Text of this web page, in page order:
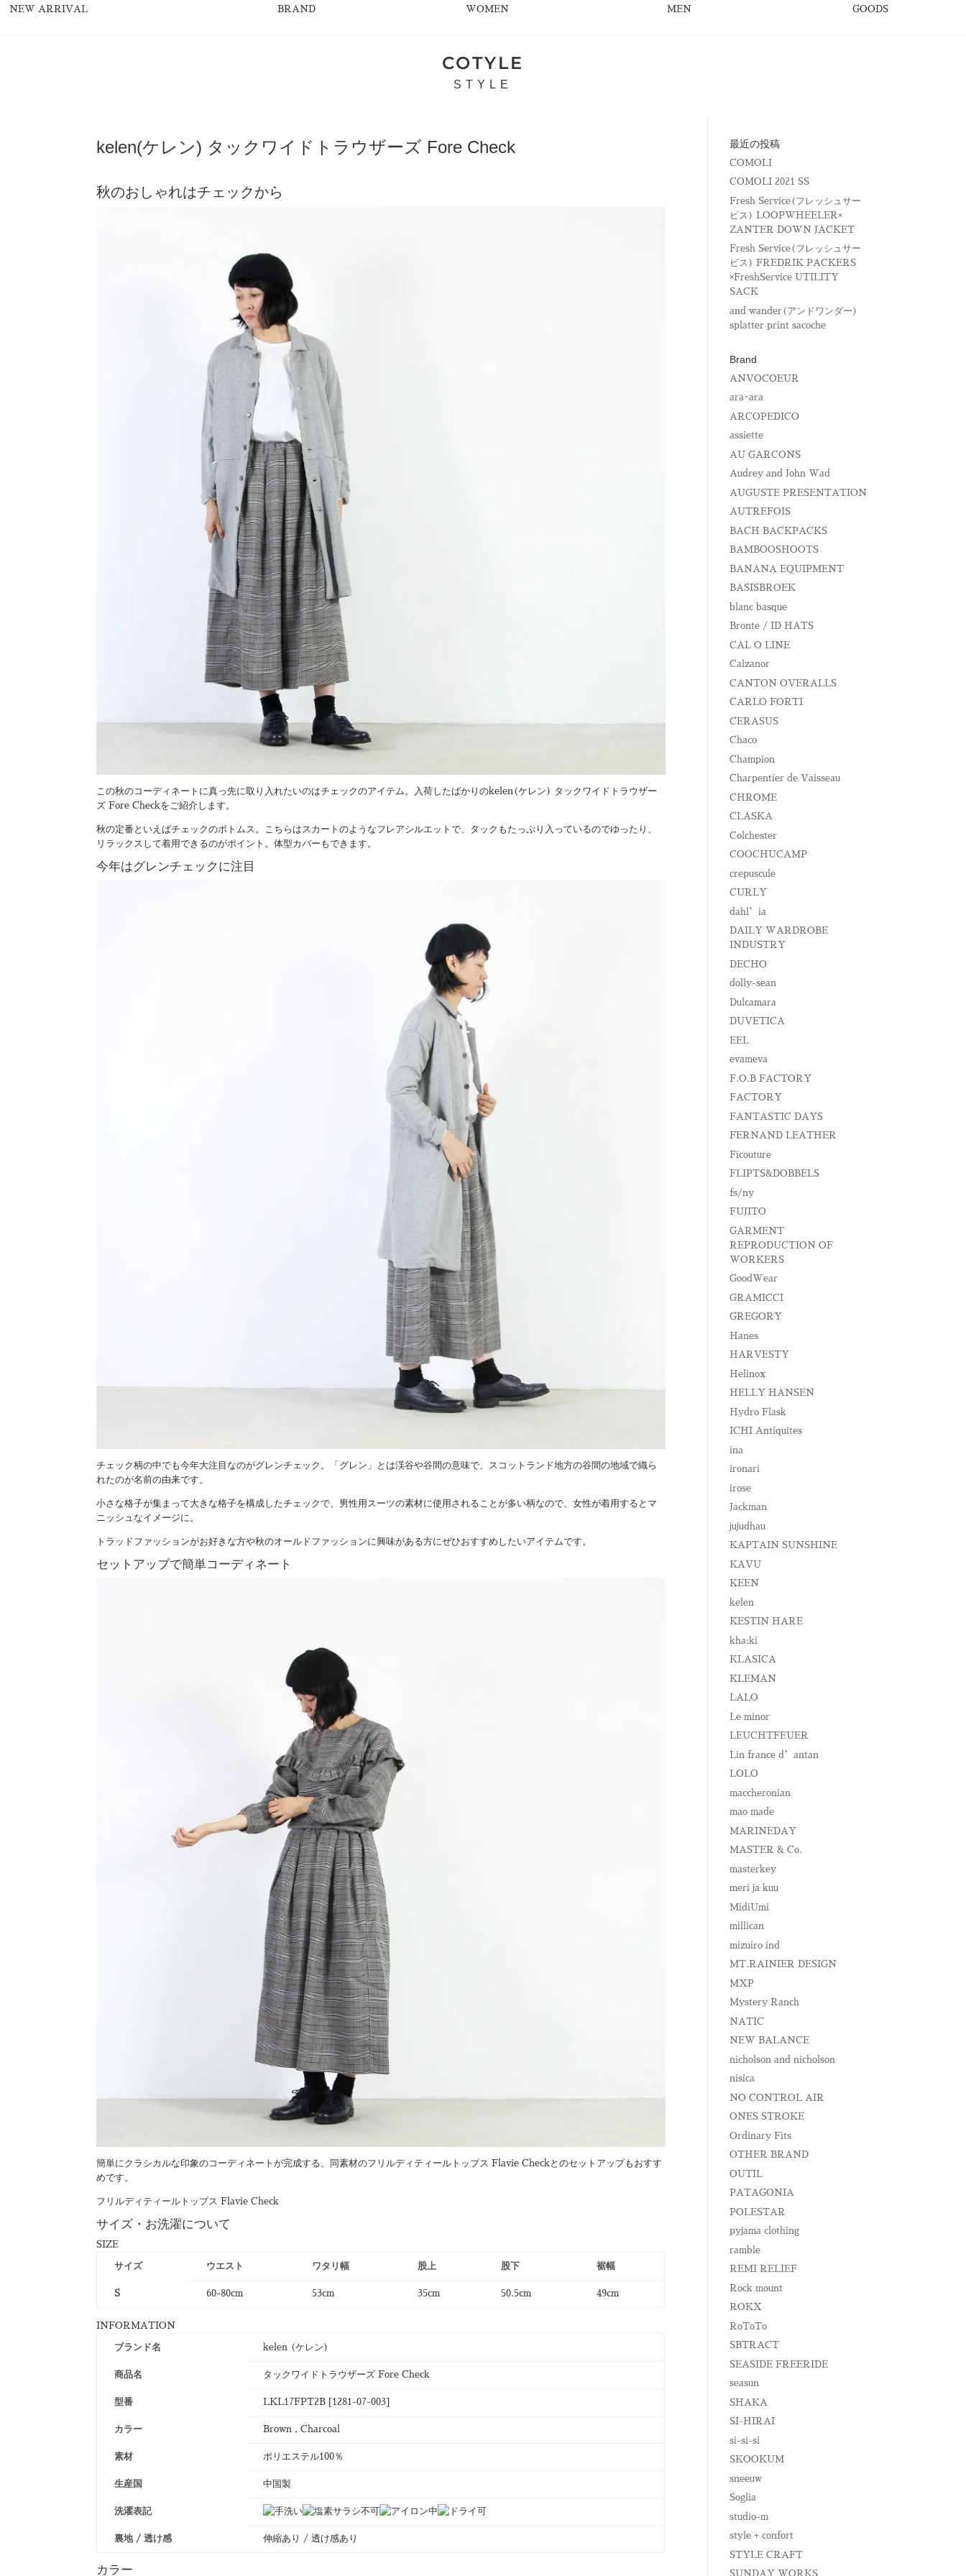
NEW ARRIVAL BRAND WOMEN MEN GOODS
COTYLE
STYLE
kelen(ケレン) タックワイドトラウザーズ Fore Check
秋のおしゃれはチェックから
この秋のコーディネートに真っ先に取り入れたいのはチェックのアイテム。入荷したばかりのkelen(ケレン) タックワイドトラウザー
ズ Fore Checkをご紹介します。
秋の定番といえばチェックのボトムス。こちらはスカートのようなフレアシルエットで、タックもたっぷり入っているのでゆったり、
リラックスして着用できるのがポイント。体型カバーもできます。
今年はグレンチェックに注目
チェック柄の中でも今年大注目なのがグレンチェック。「グレン」とは渓谷や谷間の意味で、スコットランド地方の谷間の地域で織ら
れたのが名前の由来です。
小さな格子が集まって大きな格子を構成したチェックで、男性用スーツの素材に使用されることが多い柄なので、女性が着用するとマ
ニッシュなイメージに。
トラッドファッションがお好きな方や秋のオールドファッションに興味がある方にぜひおすすめしたいアイテムです。
セットアップで簡単コーディネート
簡単にクラシカルな印象のコーディネートが完成する、同素材のフリルディティールトップス Flavie Checkとのセットアップもおすす
めです。
フリルディティールトップス Flavie Check
サイズ・お洗濯について
SIZE
サイズ ウエスト ワタリ幅 股上 股下 裾幅
S 60-80cm 53cm 35cm 50.5cm 49cm
INFORMATION
ブランド名 kelen (ケレン)
商品名 タックワイドトラウザーズ Fore Check
型番 LKL17FPT2B [1281-07-003]
カラー Brown , Charcoal
素材 ポリエステル100％
生産国 中国製
洗濯表記
裏地 / 透け感 伸縮あり / 透け感あり
カラー
最近の投稿
COMOLI
COMOLI 2021 SS
Fresh Service(フレッシュサー
ビス) LOOPWHEELER×
ZANTER DOWN JACKET
Fresh Service(フレッシュサー
ビス) FREDRIK PACKERS
×FreshService UTILITY
SACK
and wander(アンドワンダー)
splatter print sacoche
Brand
ANVOCOEUR
ara･ara
ARCOPEDICO
assiette
AU GARCONS
Audrey and John Wad
AUGUSTE PRESENTATION
AUTREFOIS
BACH BACKPACKS
BAMBOOSHOOTS
BANANA EQUIPMENT
BASISBROEK
blanc basque
Bronte / ID HATS
CAL O LINE
Calzanor
CANTON OVERALLS
CARLO FORTI
CERASUS
Chaco
Champion
Charpentier de Vaisseau
CHROME
CLASKA
Colchester
COOCHUCAMP
crepuscule
CURLY
dahl’ia
DAILY WARDROBE
INDUSTRY
DECHO
dolly-sean
Dulcamara
DUVETICA
EEL
evameva
F.O.B FACTORY
FACTORY
FANTASTIC DAYS
FERNAND LEATHER
Ficouture
FLIPTS&DOBBELS
fs/ny
FUJITO
GARMENT
REPRODUCTION OF
WORKERS
GoodWear
GRAMICCI
GREGORY
Hanes
HARVESTY
Helinox
HELLY HANSEN
Hydro Flask
ICHI Antiquites
ina
ironari
irose
Jackman
jujudhau
KAPTAIN SUNSHINE
KAVU
KEEN
kelen
KESTIN HARE
kha:ki
KLASICA
KLEMAN
LALO
Le minor
LEUCHTFEUER
Lin france d’antan
LOLO
maccheronian
mao made
MARINEDAY
MASTER & Co.
masterkey
meri ja kuu
MidiUmi
millican
mizuiro ind
MT.RAINIER DESIGN
MXP
Mystery Ranch
NATIC
NEW BALANCE
nicholson and nicholson
nisica
NO CONTROL AIR
ONES STROKE
Ordinary Fits
OTHER BRAND
OUTIL
PATAGONIA
POLESTAR
pyjama clothing
ramble
REMI RELIEF
Rock mount
ROKX
RoToTo
SBTRACT
SEASIDE FREERIDE
seasun
SHAKA
SI-HIRAI
si-si-si
SKOOKUM
sneeuw
Soglia
studio-m
style + confort
STYLE CRAFT
SUNDAY WORKS